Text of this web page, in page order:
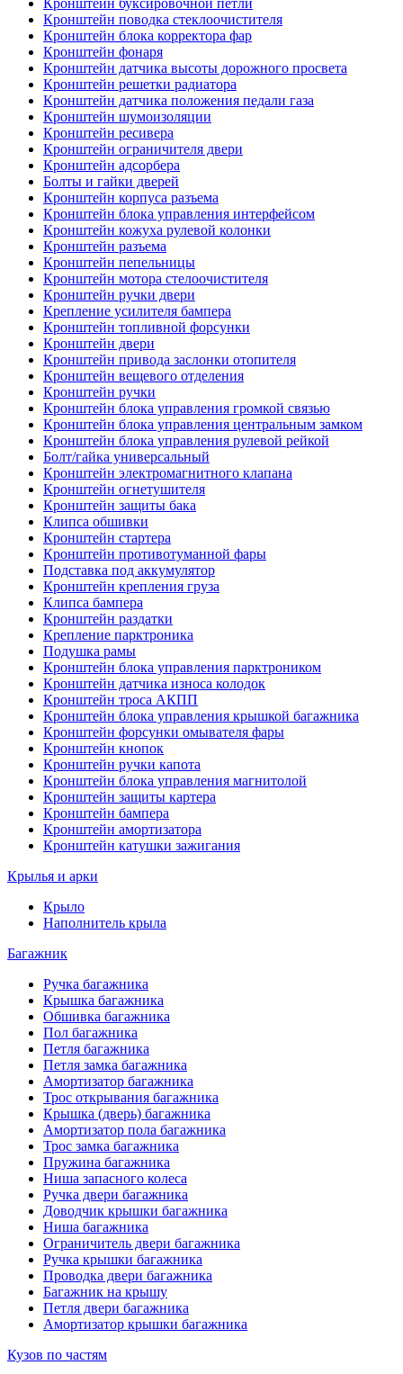
Кронштейн поводка стеклоочистителя
Кронштейн блока корректора фар
Кронштейн фонаря
Кронштейн датчика высоты дорожного просвета
Кронштейн решетки радиатора
Кронштейн датчика положения педали газа
Кронштейн шумоизоляции
Кронштейн ресивера
Кронштейн ограничителя двери
Кронштейн адсорбера
Болты и гайки дверей
Кронштейн корпуса разъема
Кронштейн блока управления интерфейсом
Кронштейн кожуха рулевой колонки
Кронштейн разъема
Кронштейн пепельницы
Кронштейн мотора стелоочистителя
Кронштейн ручки двери
Крепление усилителя бампера
Кронштейн топливной форсунки
Кронштейн двери
Кронштейн привода заслонки отопителя
Кронштейн вещевого отделения
Кронштейн ручки
Кронштейн блока управления громкой связью
Кронштейн блока управления центральным замком
Кронштейн блока управления рулевой рейкой
Болт/гайка универсальный
Кронштейн электромагнитного клапана
Кронштейн огнетушителя
Кронштейн защиты бака
Клипса обшивки
Кронштейн стартера
Кронштейн противотуманной фары
Подставка под аккумулятор
Кронштейн крепления груза
Клипса бампера
Кронштейн раздатки
Крепление парктроника
Подушка рамы
Кронштейн блока управления парктроником
Кронштейн датчика износа колодок
Кронштейн троса АКПП
Кронштейн блока управления крышкой багажника
Кронштейн форсунки омывателя фары
Кронштейн кнопок
Кронштейн ручки капота
Кронштейн блока управления магнитолой
Кронштейн защиты картера
Кронштейн бампера
Кронштейн амортизатора
Кронштейн катушки зажигания
Крылья и арки
Крыло
Наполнитель крыла
Багажник
Ручка багажника
Крышка багажника
Обшивка багажника
Пол багажника
Петля багажника
Петля замка багажника
Амортизатор багажника
Трос открывания багажника
Крышка (дверь) багажника
Амортизатор пола багажника
Трос замка багажника
Пружина багажника
Ниша запасного колеса
Ручка двери багажника
Доводчик крышки багажника
Ниша багажника
Ограничитель двери багажника
Ручка крышки багажника
Проводка двери багажника
Багажник на крышу
Петля двери багажника
Амортизатор крышки багажника
Кузов по частям